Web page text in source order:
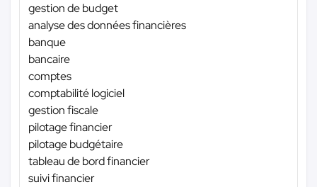
gestion de budget
analyse des données financières
banque
bancaire
comptes
comptabilité logiciel
gestion fiscale
pilotage financier
pilotage budgétaire
tableau de bord financier
suivi financier